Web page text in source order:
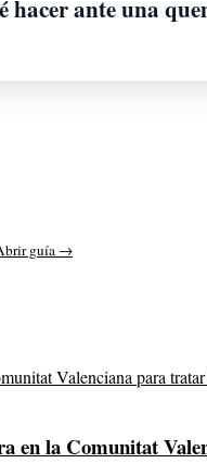
ante una
guía →
en la Comunitat